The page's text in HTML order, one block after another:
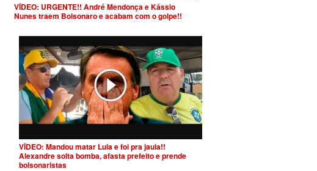
VÍDEO: URGENTE!! André Mendonça e Kássio
Nunes traem Bolsonaro e acabam com o golpe!!
VÍDEO: Mandou matar Lula e foi pra jaula!!
Alexandre solta bomba, afasta prefeito e prende
bolsonaristas